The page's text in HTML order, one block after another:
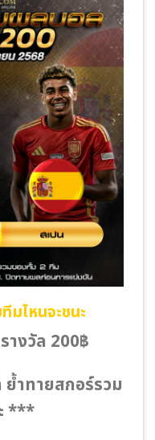
มไหนจะชนะ
างวัล 200฿
ำทายสกอร์รวม
***